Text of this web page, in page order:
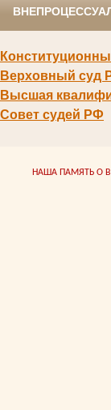
Верховный суд
Высшая
Совет судей РФ
НАША ПАМЯТЬ О